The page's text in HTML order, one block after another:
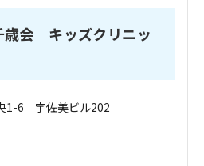
会 キッズクリニッ
1-6 宇佐美ビル202